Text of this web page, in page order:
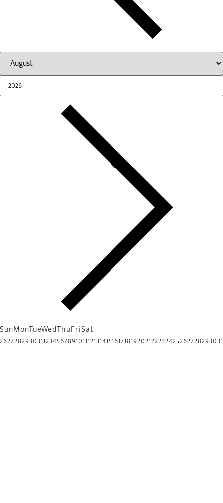
SunMonTueWedThuFriSat
26272829303112345678910111213141516171819202122232425262728293031